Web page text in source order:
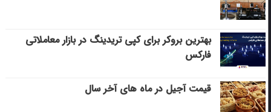
بهترین بروکر برای کپی‌ تریدینگ در بازار معاملاتی
فارکس
قیمت آجیل در ماه های آخر سال